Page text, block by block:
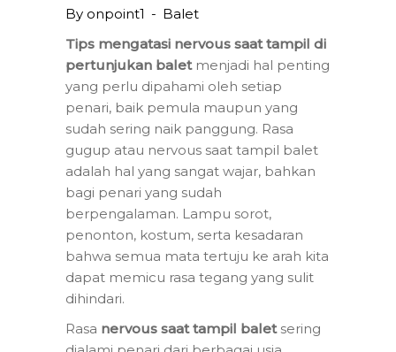
By onpoint1
Balet
Tips mengatasi nervous saat tampil di
pertunjukan baletmenjadi hal penting
yang perlu dipahami oleh setiap
penari, baik pemula maupun yang
sudah sering naik panggung. Rasa
gugup atau nervous saat tampil balet
adalah hal yang sangat wajar, bahkan
bagi penari yang sudah
berpengalaman. Lampu sorot,
penonton, kostum, serta kesadaran
bahwa semua mata tertuju ke arah kita
dapat memicu rasa tegang yang sulit
dihindari.
Rasa nervous saat tampil baletsering